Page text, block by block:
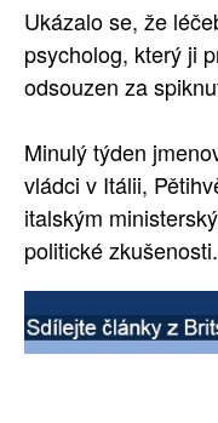
Ukázalo se, že
psycholog, který ji
odsouzen za
Minulý týden
vládci v Itálii,
italským
politické zkušenosti.